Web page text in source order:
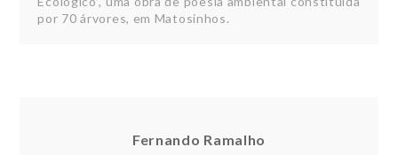
por 70 árvores, em Matosinhos.
Fernando Ramalho